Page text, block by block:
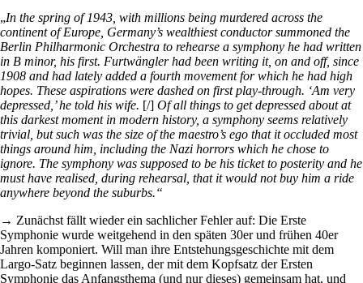
„In the spring of 1943, with millions being murdered across the
continent of Europe, Germany’s wealthiest conductor summoned the
Berlin Philharmonic Orchestra to rehearse a symphony he had written
in B minor, his first. Furtwängler had been writing it, on and off, since
1908 and had lately added a fourth movement for which he had high
hopes. These aspirations were dashed on first play-through. ‘Am very
depressed,’ he told his wife. [/] Of all things to get depressed about at
this darkest moment in modern history, a symphony seems relatively
trivial, but such was the size of the maestro’s ego that it occluded most
things around him, including the Nazi horrors which he chose to
ignore. The symphony was supposed to be his ticket to posterity and he
must have realised, during rehearsal, that it would not buy him a ride
anywhere beyond the suburbs.“
→ Zunächst fällt wieder ein sachlicher Fehler auf: Die Erste
Symphonie wurde weitgehend in den späten 30er und frühen 40er
Jahren komponiert. Will man ihre Entstehungsgeschichte mit dem
Largo-Satz beginnen lassen, der mit dem Kopfsatz der Ersten
Symphonie das Anfangsthema (und nur dieses) gemeinsam hat, und